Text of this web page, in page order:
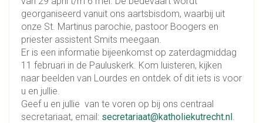
georganiseerd vanuit ons aartsbisdom, waarbij uit
onze St. Martinus parochie, pastoor Boogers en
priester assistent Smits meegaan.
Er is een informatie bijeenkomst op zaterdagmiddag
11 februari in de Pauluskerk. Kom luisteren, kijken
naar beelden van Lourdes en ontdek of dit iets is voor
u en jullie.
Geef u en jullie van te voren op bij ons centraal
secretariaat, email: secretariaat@katholiekutrecht.nl.